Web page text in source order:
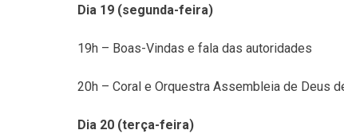
Dia 19 (segunda-feira)
19h – Boas-Vindas e fala das autoridades
20h – Coral e Orquestra Assembleia de Deus
Dia 20 (terça-feira)